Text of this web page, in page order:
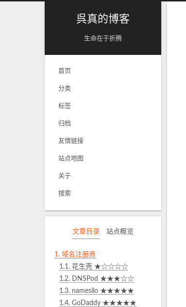
呉真的博客
生命在于折腾
首页
分类
标签
归档
友情链接
站点地图
关于
搜索
文章目录 站点概览
1. 域名注册商
1.1. 花生壳 ★☆☆☆☆
1.2. DNSPod ★★★☆☆
1.3. namesilo ★★★★★
1.4. GoDaddy ★★★★★